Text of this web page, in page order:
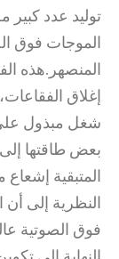
توليد عدد كبير
الموجات فوق
المنصهر.هذه
إغلاق
شغل مبذول على
بعض طاقتها
المتبقية
النظرية إلى
فوق الصوتية